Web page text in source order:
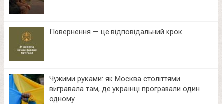
Повернення — це відповідальний крок
Чужими руками: як Москва століттями
вигравала там, де українці програвали один
одному